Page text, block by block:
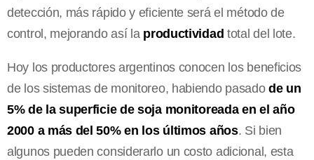
detección, más rápido y eficiente será el método de
control, mejorando así laproductividad total del lote.
Hoy los productores argentinos conocen los beneficios
de los sistemas de monitoreo, habiendo pasadode un
5% de la superficie de soja monitoreada en el año
2000 a más del 50% en los últimos años. Si bien
algunos pueden considerarlo un costo adicional, esta